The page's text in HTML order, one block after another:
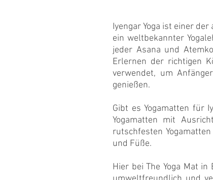
Iyengar Yoga ist einer
ein weltbekannter
jeder Asana und
Erlernen der richtigen
verwendet, um
genießen.
Gibt es Yogamatten für
Yogamatten mit
rutschfesten
und Füße.
Hier bei The Yoga Mat